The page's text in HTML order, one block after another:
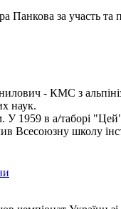
Панкова за участь та
- КМС з
наук.
У 1959 в а/
Всесоюзну школу